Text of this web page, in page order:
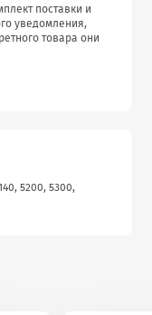
поставки и
уведомления,
товара они
5200, 5300,